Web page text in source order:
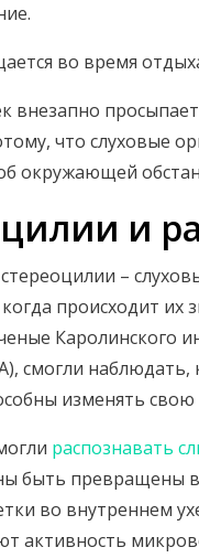
во время
внезапно
что слуховые
окружающей
и
–
происходит их
Каролинского
смогли наблюдать,
изменять свою
распознавать
быть превращены
во внутреннем
активность